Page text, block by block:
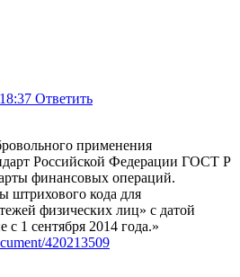
Ответить
применения
Российской Федерации ГОСТ Р
финансовых операций.
штрихового кода для
физических лиц» с датой
с 1 сентября 2014 года.»
420213509